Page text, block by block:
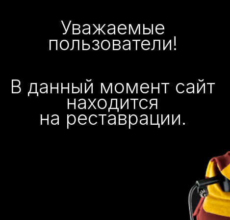
Уважаемые
пользователи!
В данный момент сайт
находится
на реставрации.